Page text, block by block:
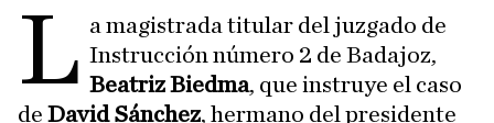
L a magistrada titular del juzgado de
Instrucción número 2 de Badajoz,
Beatriz Biedma, que instruye el caso
de David Sánchez, hermano del presidente